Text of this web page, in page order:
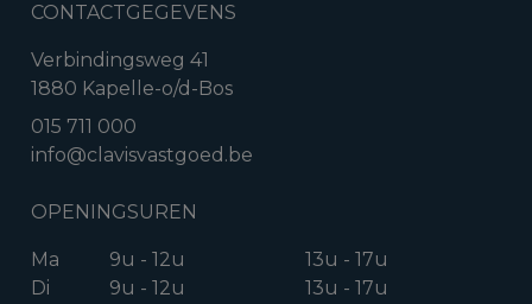
CONTACTGEGEVENS
Verbindingsweg 41
1880 Kapelle-o/d-Bos
015 711 000
info@clavisvastgoed.be
OPENINGSUREN
Ma 9u - 12u
13u - 17u
Di
9u - 12u
13u - 17u